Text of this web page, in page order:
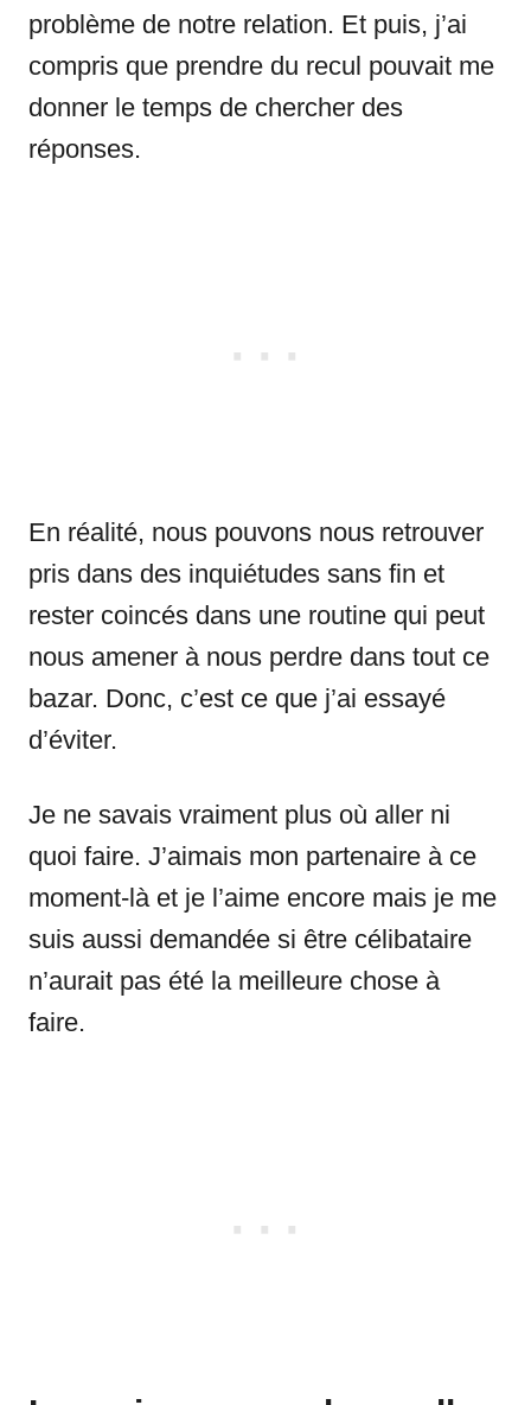
problème de notre relation. Et puis, j’ai
compris que prendre du recul pouvait me
donner le temps de chercher des
réponses.
En réalité, nous pouvons nous retrouver
pris dans des inquiétudes sans fin et
rester coincés dans une routine qui peut
nous amener à nous perdre dans tout ce
bazar. Donc, c’est ce que j’ai essayé
d’éviter.
Je ne savais vraiment plus où aller ni
quoi faire. J’aimais mon partenaire à ce
moment-là et je l’aime encore mais je me
suis aussi demandée si être célibataire
n’aurait pas été la meilleure chose à
faire.